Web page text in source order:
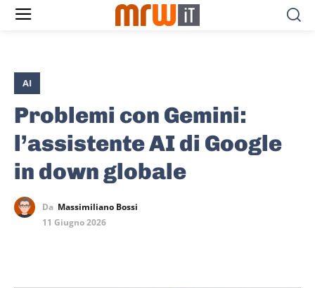
AI
Problemi con Gemini:
l’assistente AI di Google
in down globale
Da Massimiliano Bossi
11 Giugno 2026